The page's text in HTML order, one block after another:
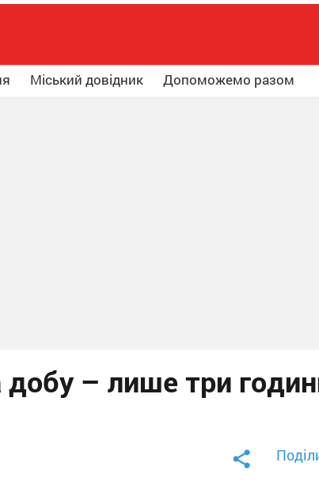
Міський довідник Допоможемо разом
– лише три